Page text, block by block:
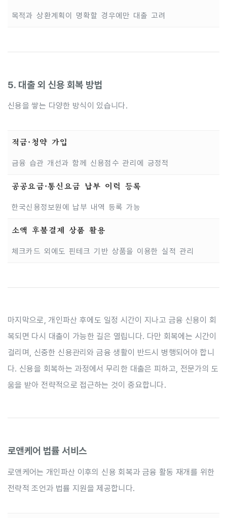
목적과 상환계획이 명확할 경우에만 대출 고려
5. 대출 외 신용 회복 방법
신용을 쌓는 다양한 방식이 있습니다.
적금·청약 가입
금융 습관 개선과 함께 신용점수 관리에 긍정적
공공요금·통신요금 납부 이력 등록
한국신용정보원에 납부 내역 등록 가능
소액 후불결제 상품 활용
체크카드 외에도 핀테크 기반 상품을 이용한 실적 관리
마지막으로, 개인파산 후에도 일정 시간이 지나고 금융 신용이 회
복되면 다시 대출이 가능한 길은 열립니다. 다만 회복에는 시간이
걸리며, 신중한 신용관리와 금융 생활이 반드시 병행되어야 합니
다. 신용을 회복하는 과정에서 무리한 대출은 피하고, 전문가의 도
움을 받아 전략적으로 접근하는 것이 중요합니다.
로앤케어 법률 서비스
로앤케어는 개인파산 이후의 신용 회복과 금융 활동 재개를 위한
전략적 조언과 법률 지원을 제공합니다.